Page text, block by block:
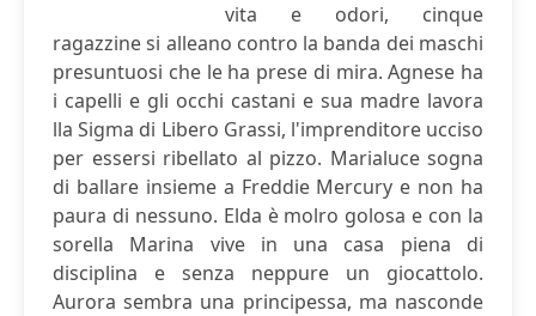
vita e odori, cinque
ragazzine si alleano contro la banda dei maschi
presuntuosi che le ha prese di mira. Agnese ha
i capelli e gli occhi castani e sua madre lavora
lla Sigma di Libero Grassi, l'imprenditore ucciso
per essersi ribellato al pizzo. Marialuce sogna
di ballare insieme a Freddie Mercury e non ha
paura di nessuno. Elda è molro golosa e con la
sorella Marina vive in una casa piena di
disciplina e senza neppure un giocattolo.
Aurora sembra una principessa, ma nasconde